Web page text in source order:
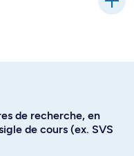
de recherche, en
de cours (ex. SVS